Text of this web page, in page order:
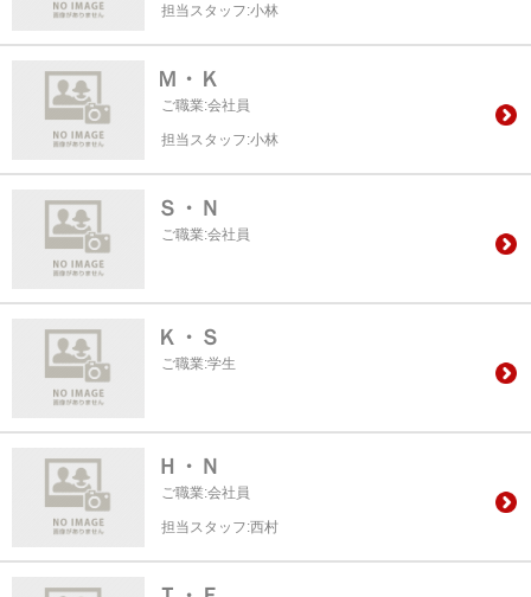
担当スタッフ:小林
Ｍ・Ｋ
ご職業:会社員
担当スタッフ:小林
Ｓ・Ｎ
ご職業:会社員
Ｋ・Ｓ
ご職業:学生
Ｈ・Ｎ
ご職業:会社員
担当スタッフ:西村